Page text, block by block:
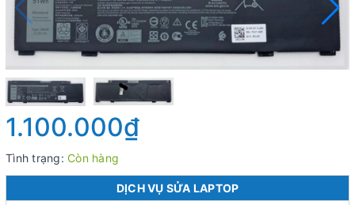
1.100.000₫
Tình trạng: Còn hàng
DỊCH VỤ SỬA LAPTOP